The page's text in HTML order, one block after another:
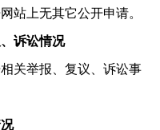
站上无其它公开申请。
诉讼情况
关举报、复议、诉讼事